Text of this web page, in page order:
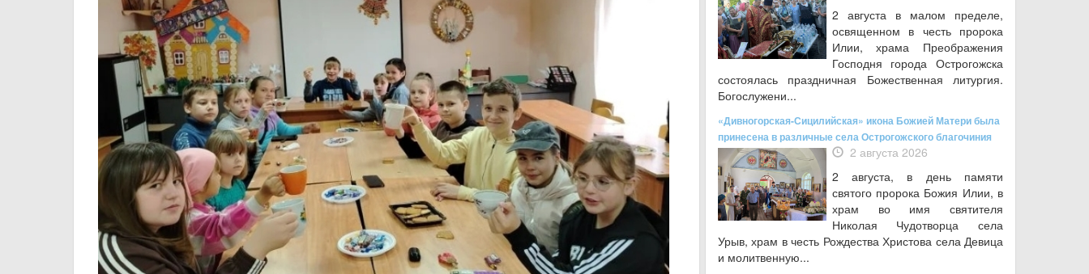
2 августа в малом пределе,
освященном в честь пророка
Илии, храма Преображения
Господня города Острогожска
состоялась праздничная Божественная литургия.
Богослужени...
«Дивногорская-Сицилийская» икона Божией Матери была
принесена в различные села Острогожского благочиния
2 августа 2026
2 августа, в день памяти
святого пророка Божия Илии, в
храм во имя святителя
Николая Чудотворца села
Урыв, храм в честь Рождества Христова села Девица
и молитвенную...